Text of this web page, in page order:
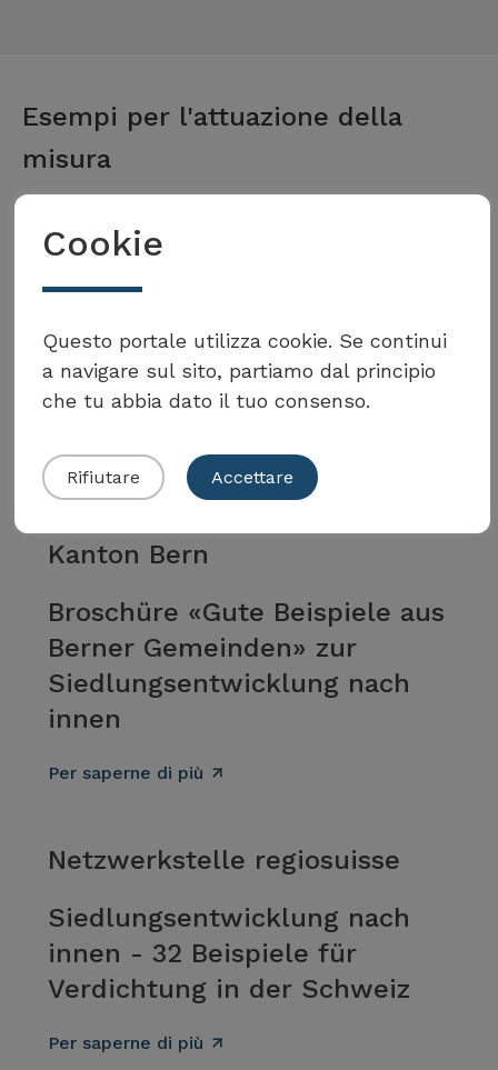
Volete partecipare al
Toolbox?
Esempi per l'attuazione della
misura
Kanton Luzern
Fallbeispiele für
Siedlungsentwicklungsprojekten
nach innen
Per saperne di più
Kanton Bern
Broschüre «Gute Beispiele aus
Berner Gemeinden» zur
Siedlungsentwicklung nach
innen
Per saperne di più
Netzwerkstelle regiosuisse
Siedlungsentwicklung nach
innen - 32 Beispiele für
Verdichtung in der Schweiz
Per saperne di più
Cookie
Questo portale utilizza cookie. Se continui
a navigare sul sito, partiamo dal principio
che tu abbia dato il tuo consenso.
Rifiutare Accettare